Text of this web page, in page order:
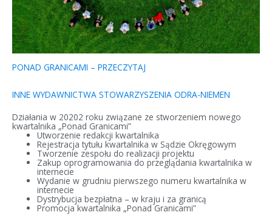
PONAD GRANICAMI – PRZECZYTAJ
INNE WYDAWNICTWA STOWARZYSZENIA ODRA-NIEMEN
Działania w 20202 roku związane ze stworzeniem nowego
kwartalnika „Ponad Granicami”
Utworzenie redakcji kwartalnika
Rejestracja tytułu kwartalnika w Sądzie Okręgowym
Tworzenie zespołu do realizacji projektu
Zakup oprogramowania do przeglądania kwartalnika w
internecie
Wydanie w grudniu pierwszego numeru kwartalnika w
internecie
Dystrybucja bezpłatna – w kraju i za granicą
Promocja kwartalnika „Ponad Granicami”